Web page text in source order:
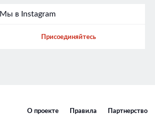
Мы в Instagram
Присоединяйтесь
О проекте Правила Партнерство